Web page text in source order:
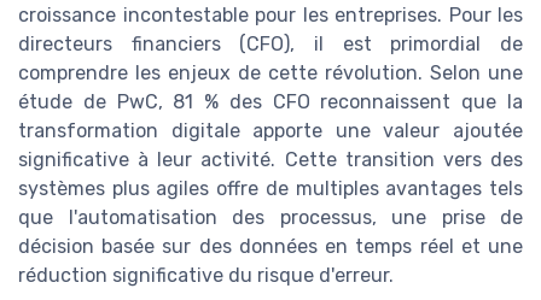
croissance incontestable pour les entreprises. Pour les
directeurs financiers (CFO), il est primordial de
comprendre les enjeux de cette révolution. Selon une
étude de PwC, 81 % des CFO reconnaissent que la
transformation digitale apporte une valeur ajoutée
significative à leur activité. Cette transition vers des
systèmes plus agiles offre de multiples avantages tels
que l'automatisation des processus, une prise de
décision basée sur des données en temps réel et une
réduction significative du risque d'erreur.